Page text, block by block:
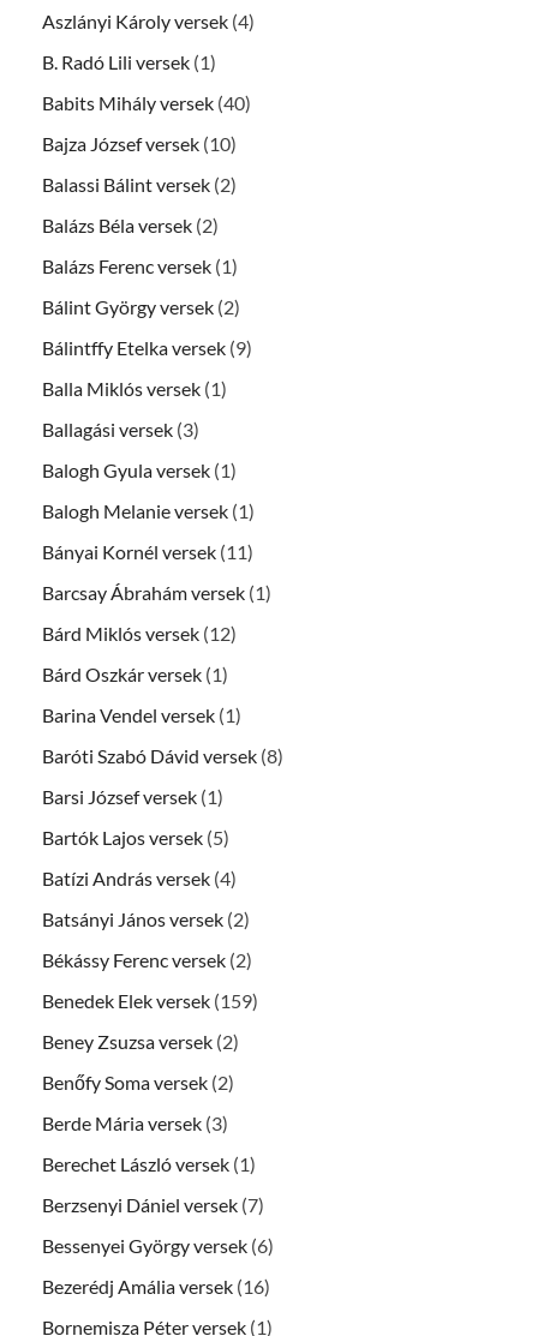
Aszlányi Károly versek (4)
B. Radó Lili versek (1)
Babits Mihály versek (40)
Bajza József versek (10)
Balassi Bálint versek (2)
Balázs Béla versek (2)
Balázs Ferenc versek (1)
Bálint György versek (2)
Bálintffy Etelka versek (9)
Balla Miklós versek (1)
Ballagási versek (3)
Balogh Gyula versek (1)
Balogh Melanie versek (1)
Bányai Kornél versek (11)
Barcsay Ábrahám versek (1)
Bárd Miklós versek (12)
Bárd Oszkár versek (1)
Barina Vendel versek (1)
Baróti Szabó Dávid versek (8)
Barsi József versek (1)
Bartók Lajos versek (5)
Batízi András versek (4)
Batsányi János versek (2)
Békássy Ferenc versek (2)
Benedek Elek versek (159)
Beney Zsuzsa versek (2)
Benőfy Soma versek (2)
Berde Mária versek (3)
Berechet László versek (1)
Berzsenyi Dániel versek (7)
Bessenyei György versek (6)
Bezerédj Amália versek (16)
Bornemisza Péter versek (1)